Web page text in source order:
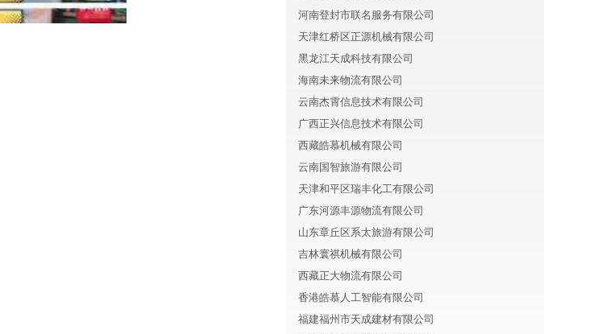
河南登封市联名服务有限公司
天津红桥区正源机械有限公司
黑龙江天成科技有限公司
海南未来物流有限公司
云南杰霄信息技术有限公司
广西正兴信息技术有限公司
西藏皓慕机械有限公司
云南国智旅游有限公司
天津和平区瑞丰化工有限公司
广东河源丰源物流有限公司
山东章丘区系太旅游有限公司
吉林寰祺机械有限公司
西藏正大物流有限公司
香港皓慕人工智能有限公司
福建福州市天成建材有限公司